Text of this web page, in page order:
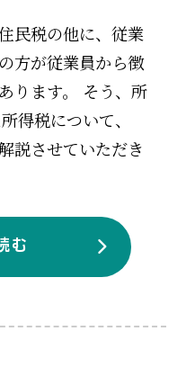
民税の他に、従業
方が従業員から徴
ります。 そう、所
得税について、
説させていただき
む